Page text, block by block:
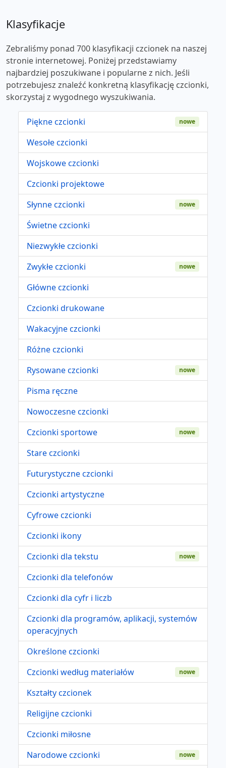
Klasyfikacje
Zebraliśmy ponad 700 klasyfikacji czcionek na naszej
stronie internetowej. Poniżej przedstawiamy
najbardziej poszukiwane i popularne z nich. Jeśli
potrzebujesz znaleźć konkretną klasyfikację czcionki,
skorzystaj z wygodnego wyszukiwania.
Piękne czcionki nowe
Wesołe czcionki
Wojskowe czcionki
Czcionki projektowe
Słynne czcionki
nowe
Świetne czcionki
Niezwykłe czcionki
Zwykłe czcionki
nowe
Główne czcionki
Czcionki drukowane
Wakacyjne czcionki
Różne czcionki
Rysowane czcionki
nowe
Pisma ręczne
Nowoczesne czcionki
Czcionki sportowe
nowe
Stare czcionki
Futurystyczne czcionki
Czcionki artystyczne
Cyfrowe czcionki
Czcionki ikony
Czcionki dla tekstu
nowe
Czcionki dla telefonów
Czcionki dla cyfr i liczb
Czcionki dla programów, aplikacji, systemów
operacyjnych
Określone czcionki
Czcionki według materiałów
nowe
Kształty czcionek
Religijne czcionki
Czcionki miłosne
Narodowe czcionki
nowe